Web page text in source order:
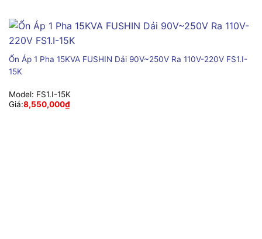
Ổn Áp 1 Pha 15KVA FUSHIN Dải 90V~250V Ra 110V-220V FS1.I-
15K
Model: FS1.I-15K
Giá:8,550,000₫